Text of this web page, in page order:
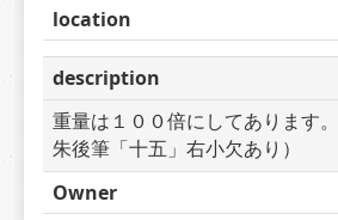
location
description
重量は１００倍にしてあります
朱後筆「十五」右小欠あり）
Owner